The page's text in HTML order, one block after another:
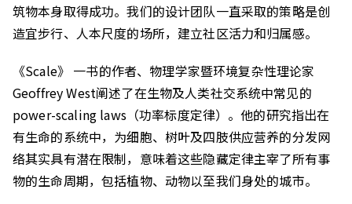
筑物本身取得成功。我们的设计团队一直采取的策略是创
造宜步行、人本尺度的场所，建立社区活力和归属感。
《Scale》 一书的作者、物理学家暨环境复杂性理论家
Geoffrey West阐述了在生物及人类社交系统中常见的
power-scaling laws（功率标度定律）。他的研究指出在
有生命的系统中，为细胞、树叶及四肢供应营养的分发网
络其实具有潜在限制，意味着这些隐藏定律主宰了所有事
物的生命周期，包括植物、动物以至我们身处的城市。